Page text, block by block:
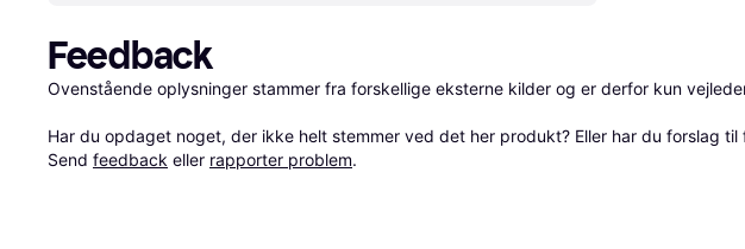
Feedback
Ovenstående oplysninger stammer fra forskellige eksterne kilder og er derfor kun
Har du opdaget noget, der ikke helt stemmer ved det her produkt? Eller har du forslag til
Send feedback eller rapporter problem.